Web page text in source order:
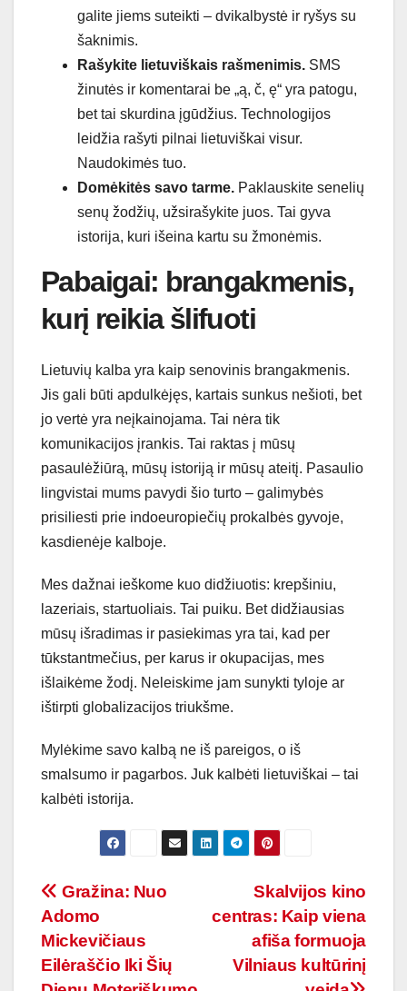
galite jiems suteikti – dvikalbystė ir ryšys su
šaknimis.
Rašykite lietuviškais rašmenimis. SMS
žinutės ir komentarai be „ą, č, ę“ yra patogu,
bet tai skurdina įgūdžius. Technologijos
leidžia rašyti pilnai lietuviškai visur.
Naudokimės tuo.
Domėkitės savo tarme. Paklauskite senelių
senų žodžių, užsirašykite juos. Tai gyva
istorija, kuri išeina kartu su žmonėmis.
Pabaigai: brangakmenis,
kurį reikia šlifuoti
Lietuvių kalba yra kaip senovinis brangakmenis.
Jis gali būti apdulkėjęs, kartais sunkus nešioti, bet
jo vertė yra neįkainojama. Tai nėra tik
komunikacijos įrankis. Tai raktas į mūsų
pasaulėžiūrą, mūsų istoriją ir mūsų ateitį. Pasaulio
lingvistai mums pavydi šio turto – galimybės
prisiliesti prie indoeuropiečių prokalbės gyvoje,
kasdienėje kalboje.
Mes dažnai ieškome kuo didžiuotis: krepšiniu,
lazeriais, startuoliais. Tai puiku. Bet didžiausias
mūsų išradimas ir pasiekimas yra tai, kad per
tūkstantmečius, per karus ir okupacijas, mes
išlaikėme žodį. Neleiskime jam sunykti tyloje ar
ištirpti globalizacijos triukšme.
Mylėkime savo kalbą ne iš pareigos, o iš
smalsumo ir pagarbos. Juk kalbėti lietuviškai – tai
kalbėti istorija.
Navigacija
tarp
įrašų
Skalvijos kino
centras: Kaip viena
afiša formuoja
Vilniaus kultūrinį
Gražina: Nuo
Adomo
Mickevičiaus
Eilėraščio Iki Šių